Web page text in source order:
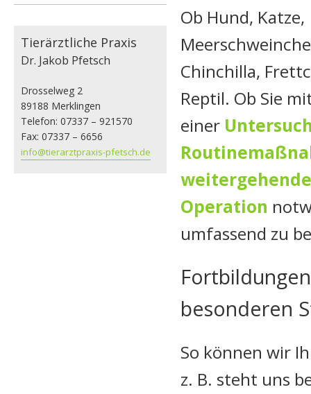
Tierärztliche Praxis
Dr. Jakob Pfetsch
Drosselweg 2
89188 Merklingen
Telefon: 07337 – 921570
Fax: 07337 – 6656
info@tierarztpraxis-pfetsch.de
Ob Hund, Katze,
Chinchilla,
Reptil. Ob Sie
einer
Operation
umfassend zu
besonderen
So können wir
z. B. steht uns